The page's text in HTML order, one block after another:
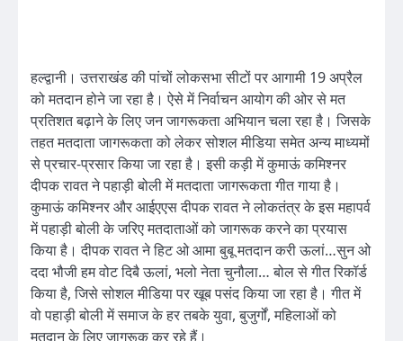
हल्द्वानी। उत्तराखंड की पांचों लोकसभा सीटों पर आगामी 19 अप्रैल
को मतदान होने जा रहा है। ऐसे में निर्वाचन आयोग की ओर से मत
प्रतिशत बढ़ाने के लिए जन जागरूकता अभियान चला रहा है। जिसके
तहत मतदाता जागरूकता को लेकर सोशल मीडिया समेत अन्य माध्यमों
से प्रचार-प्रसार किया जा रहा है। इसी कड़ी में कुमाऊं कमिश्नर
दीपक रावत ने पहाड़ी बोली में मतदाता जागरूकता गीत गाया है।
कुमाऊं कमिश्नर और आईएएस दीपक रावत ने लोकतंत्र के इस महापर्व
में पहाड़ी बोली के जरिए मतदाताओं को जागरूक करने का प्रयास
किया है। दीपक रावत ने हिट ओ आमा बुबू मतदान करी ऊलां…सुन ओ
ददा भौजी हम वोट दिबै ऊलां, भलो नेता चुनौला… बोल से गीत रिकॉर्ड
किया है, जिसे सोशल मीडिया पर खूब पसंद किया जा रहा है। गीत में
वो पहाड़ी बोली में समाज के हर तबके युवा, बुजुर्गों, महिलाओं को
मतदान के लिए जागरूक कर रहे हैं।